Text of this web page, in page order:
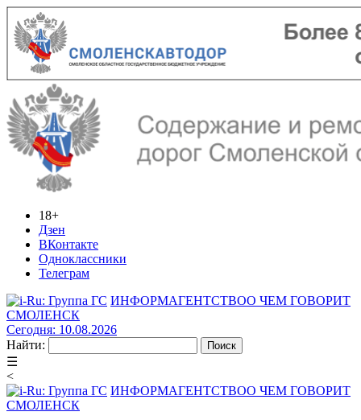
18+
Дзен
ВКонтакте
Одноклассники
Телеграм
ИНФОРМАГЕНТСТВОО ЧЕМ ГОВОРИТ
СМОЛЕНСК
Сегодня: 10.08.2026
Найти:
☰
<
ИНФОРМАГЕНТСТВОО ЧЕМ ГОВОРИТ
СМОЛЕНСК